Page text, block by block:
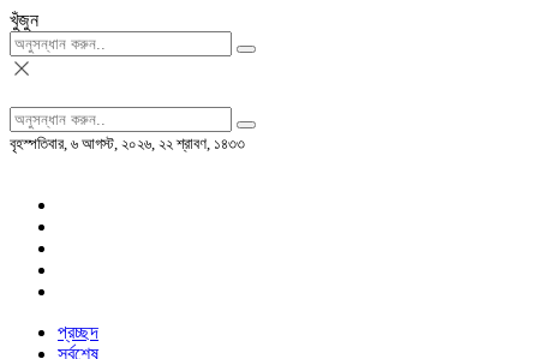
খুঁজুন
বৃহস্পতিবার, ৬ আগস্ট, ২০২৬, ২২ শ্রাবণ, ১৪৩৩
প্রচ্ছদ
সর্বশেষ